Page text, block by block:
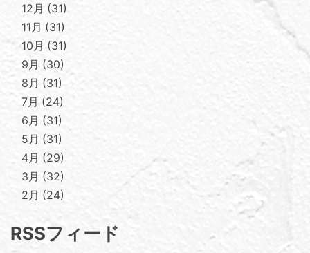
12月
31
11月
31
10月
31
9月
30
8月
31
7月
24
6月
31
5月
31
4月
29
3月
32
2月
24
RSSフィード